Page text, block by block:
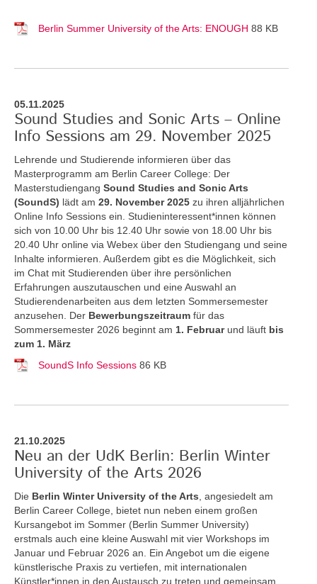
Berlin Summer University of the Arts: ENOUGH 88 KB
05.11.2025
Sound Studies and Sonic Arts – Online
Info Sessions am 29. November 2025
Lehrende und Studierende informieren über das
Masterprogramm am Berlin Career College: Der
Masterstudiengang Sound Studies and Sonic Arts
(SoundS) lädt am 29. November 2025 zu ihren alljährlichen
Online Info Sessions ein. Studieninteressent*innen können
sich von 10.00 Uhr bis 12.40 Uhr sowie von 18.00 Uhr bis
20.40 Uhr online via Webex über den Studiengang und seine
Inhalte informieren. Außerdem gibt es die Möglichkeit, sich
im Chat mit Studierenden über ihre persönlichen
Erfahrungen auszutauschen und eine Auswahl an
Studierendenarbeiten aus dem letzten Sommersemester
anzusehen. Der Bewerbungszeitraum für das
Sommersemester 2026 beginnt am 1. Februar und läuft bis
zum 1. März
SoundS Info Sessions 86 KB
21.10.2025
Neu an der UdK Berlin: Berlin Winter
University of the Arts 2026
Die Berlin Winter University of the Arts , angesiedelt am
Berlin Career College, bietet nun neben einem großen
Kursangebot im Sommer (Berlin Summer University)
erstmals auch eine kleine Auswahl mit vier Workshops im
Januar und Februar 2026 an. Ein Angebot um die eigene
künstlerische Praxis zu vertiefen, mit internationalen
Künstler*innen in den Austausch zu treten und gemeinsam